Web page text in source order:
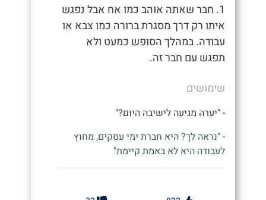
1. חבר שאתה אוהב כמו אח אבל נפגש
איתו רק דרך מסגרת ברורה כמו צבא או
עבודה. במהלך הסופש כמעט ולא
תפגש עם חבר זה.
שימושים
- "יערה מגיעה לישיבה היום?"
- "נראה לך? היא חברת ימי עסקים, מחוץ
לעבודה היא לא באמת קיימת"